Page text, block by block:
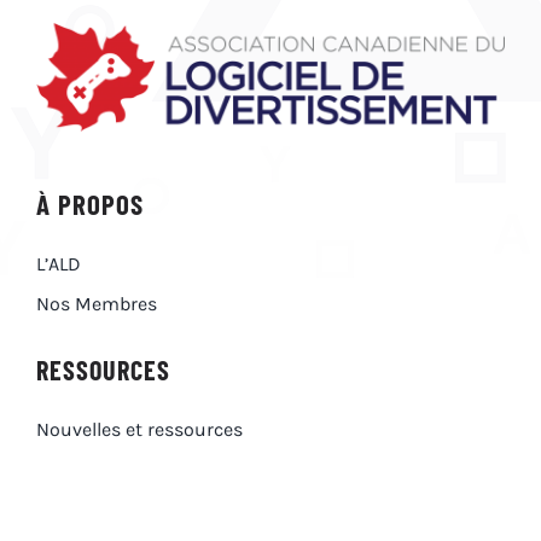
À PROPOS
L’ALD
Nos Membres
RESSOURCES
Nouvelles et ressources